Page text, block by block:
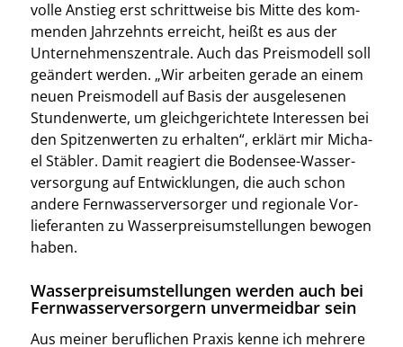
vol­le Anstieg erst schritt­wei­se bis Mit­te des kom­
men­den Jahr­zehnts erreicht, heißt es aus der
Unter­neh­mens­zen­tra­le. Auch das Preis­mo­dell soll
geän­dert wer­den. „Wir arbei­ten gera­de an einem
neu­en Preis­mo­dell auf Basis der aus­ge­le­se­nen
Stun­den­wer­te, um gleich­ge­rich­te­te Inter­es­sen bei
den Spit­zen­wer­ten zu erhal­ten“, erklärt mir Micha­
el Stäb­ler. Damit reagiert die Boden­see-Was­ser­
ver­sor­gung auf Ent­wick­lun­gen, die auch schon
ande­re Fern­was­ser­ver­sor­ger und regio­na­le Vor­
lie­fe­ran­ten zu Was­ser­preis­um­stel­lun­gen bewo­gen
haben.
Wasserpreisumstellungen werden auch bei
Fernwasserversorgern unvermeidbar sein
Aus mei­ner beruf­li­chen Pra­xis ken­ne ich meh­re­re